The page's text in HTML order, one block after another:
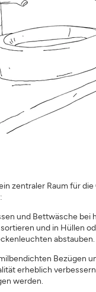
zentraler Raum für
und Bettwäsche bei
und in Hüllen
abstauben.
Bezügen
erheblich
werden.